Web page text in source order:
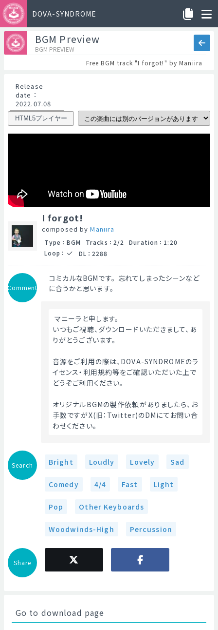
DOVA-SYNDROME
BGM Preview
BGM PREVIEW
Free BGM track "I forgot!" by Maniira
Release
date ：
2022.07.08
HTML5プレイヤー
I forgot!
composed byManiira
Type ： BGM Tracks ： 2/2 Duration ： 1:20
Loop ： DL ： 2288
Comment
コミカルなBGMです。忘れてしまったシーンなど
に合うかと思います。
マニーラと申します。
いつもご視聴、ダウンロードいただきまして、あ
りがとうございます。
音源をご利用の際は、DOVA-SYNDROMEのラ
イセンス・利用規約等をご確認いただいた上で
どうぞご利用ください。
オリジナルBGMの製作依頼がありましたら、お
手数ですがX(旧：Twitter)のDMにてお問い合
わせください。
Search Bright Loudly Lovely Sad
Comedy 4/4 Fast Light
Pop Other Keyboards
Woodwinds-High Percussion
Share
Go to download page